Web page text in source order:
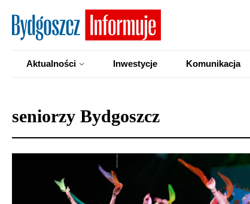
Aktualności Inwestycje Komunikacja
seniorzy Bydgoszcz